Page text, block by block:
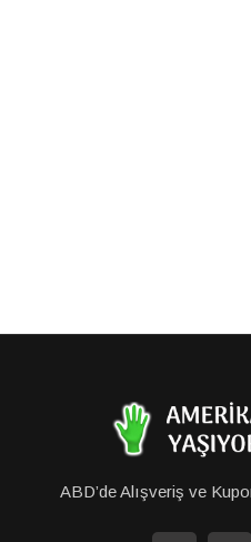
ABD’de Alışveriş ve